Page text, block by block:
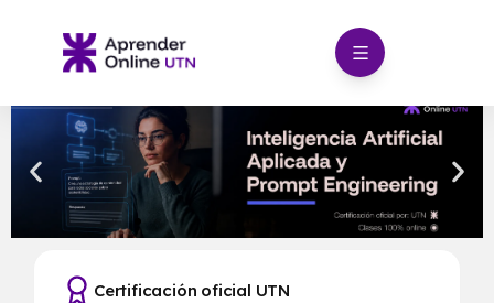
contenido
Certificación oficial UTN